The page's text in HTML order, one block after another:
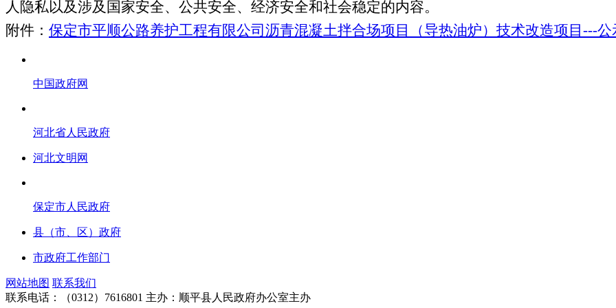
人隐私以及涉及国家安全、公共安全、经济安全和社会稳定的内容。
附件： 保定市平顺公路养护工程有限公司沥青混凝土拌合场项目（导热油炉）技术改造项目---公
中国政府网
河北省人民政府
河北文明网
保定市人民政府
县（市、区）政府
市政府工作部门
网站地图 联系我们
联系电话：（0312）7616801 主办：顺平县人民政府办公室主办